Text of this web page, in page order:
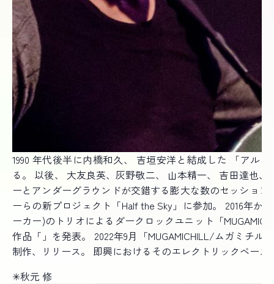
1990 年代後半に内橋和久、 吉垣安洋と結成した 「アル
る。 以後、 大友良英、灰野敬二、 山本精一、 吉田達也
ーとアンダーグラウンドが交錯する膨大な数のセッショ
ーらの新プロジェクト「Half the Sky」に参加。 2016年
ーカー)のトリオによるダークロックユニット「
作品「」を発表。 2022年9月「MUGAMICHILL/ムガミチ
制作、リリース。 即興におけるそのエレクトリックベー
✳︎秋元 修